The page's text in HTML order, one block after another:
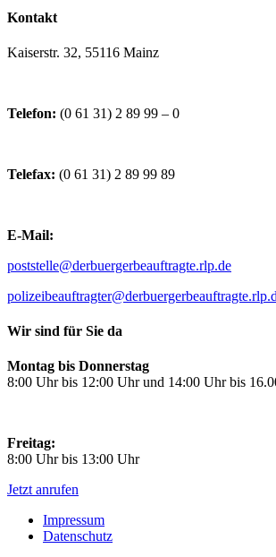
Kontakt
Kaiserstr. 32, 55116 Mainz
Telefon: (0 61 31) 2 89 99 – 0
Telefax: (0 61 31) 2 89 99 89
E-Mail:
poststelle@derbuergerbeauftragte.rlp.de
Wir sind für Sie da
Montag bis Donnerstag
8:00 Uhr bis 12:00 Uhr und 14:00 Uhr bis
Freitag:
8:00 Uhr bis 13:00 Uhr
Jetzt anrufen
Impressum
Datenschutz